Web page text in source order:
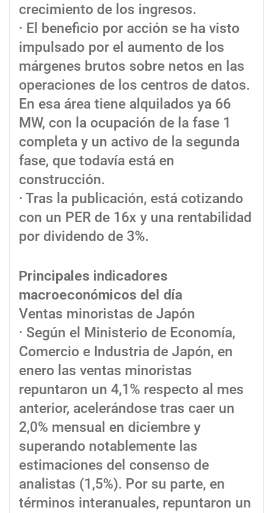
crecimiento de los ingresos.
· El beneficio por acción se ha visto
impulsado por el aumento de los
márgenes brutos sobre netos en las
operaciones de los centros de datos.
En esa área tiene alquilados ya 66
MW, con la ocupación de la fase 1
completa y un activo de la segunda
fase, que todavía está en
construcción.
· Tras la publicación, está cotizando
con un PER de 16x y una rentabilidad
por dividendo de 3%.
Principales indicadores
macroeconómicos del día
Ventas minoristas de Japón
· Según el Ministerio de Economía,
Comercio e Industria de Japón, en
enero las ventas minoristas
repuntaron un 4,1% respecto al mes
anterior, acelerándose tras caer un
2,0% mensual en diciembre y
superando notablemente las
estimaciones del consenso de
analistas (1,5%). Por su parte, en
términos interanuales, repuntaron un